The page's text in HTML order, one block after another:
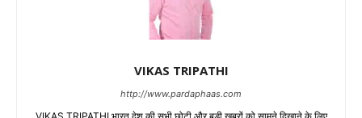
VIKAS TRIPATHI
http://www.pardaphaas.com